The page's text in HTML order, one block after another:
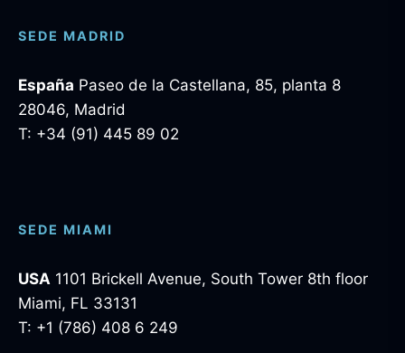
SEDE MADRID
España Paseo de la Castellana, 85, planta 8
28046, Madrid
T: +34 (91) 445 89 02
SEDE MIAMI
USA 1101 Brickell Avenue, South Tower 8th floor
Miami, FL 33131
T: +1 (786) 408 6 249